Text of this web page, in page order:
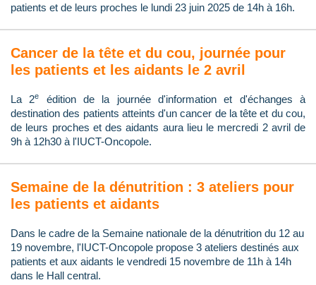
patients et de leurs proches le lundi 23 juin 2025 de 14h à 16h.
Cancer de la tête et du cou, journée pour
les patients et les aidants le 2 avril
La 2e
édition de la journée d'information et d'échanges à
destination des patients atteints d'un cancer de la tête et du cou,
de leurs proches et des aidants aura lieu le mercredi 2 avril de
9h à 12h30 à l'IUCT-Oncopole.
Semaine de la dénutrition : 3 ateliers pour
les patients et aidants
Dans le cadre de la Semaine nationale de la dénutrition du 12 au
19 novembre, l'IUCT-Oncopole propose 3 ateliers destinés aux
patients et aux aidants le vendredi 15 novembre de 11h à 14h
dans le Hall central.